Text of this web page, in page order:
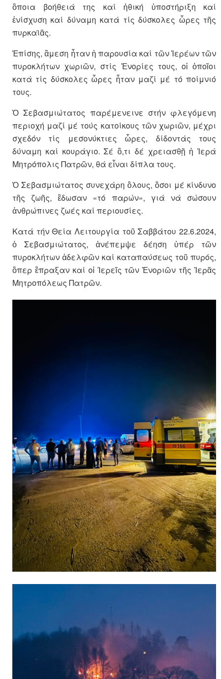
ὃποια βοήθειά της καί ἠθική ὑποστήριξη καί
ἐνίσχυση καί δύναμη κατά τίς δύσκολες ὧρες τῆς
πυρκαϊᾶς.
Ἐπίσης, ἂμεση ἦταν ἡ παρουσία καί τῶν Ἱερέων τῶν
πυροκλήτων χωριῶν, στίς Ἐνορίες τους, οἱ ὁποῖοι
κατά τίς δύσκολες ὧρες ἦταν μαζί μέ τό ποίμνιό
τους.
Ὁ Σεβασμιώτατος παρέμενεινε στήν φλεγόμενη
περιοχή μαζί μέ τούς κατοίκους τῶν χωριῶν, μέχρι
σχεδόν τίς μεσονύκτιες ὧρες, δίδοντάς τους
δύναμη καί κουράγιο. Σέ ὃ,τι δέ χρειασθῇ ἡ Ἱερά
Μητρόπολις Πατρῶν, θά εἶναι δίπλα τους.
Ὁ Σεβασμιώτατος συνεχάρη ὃλους, ὃσοι μέ κίνδυνο
τῆς ζωῆς, ἒδωσαν «τό παρών», γιά νά σώσουν
ἀνθρώπινες ζωές καί περιουσίες.
Κατά τήν Θεία Λειτουργία τοῦ Σαββάτου 22.6.2024,
ὁ Σεβασμιώτατος, ἀνέπεμψε δέηση ὑπέρ τῶν
πυροκλήτων ἀδελφῶν καί καταπαύσεως τοῦ πυρός,
ὃπερ ἒπραξαν καί οἱ Ἱερεῖς τῶν Ἐνοριῶν τῆς Ἱερᾶς
Μητροπόλεως Πατρῶν.